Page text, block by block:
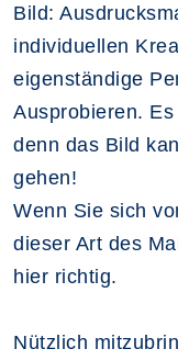
Bild:
individuellen
eigenständige
Ausprobieren.
denn das Bild
gehen!
Wenn Sie sich
dieser Art des
hier richtig.
Nützlich